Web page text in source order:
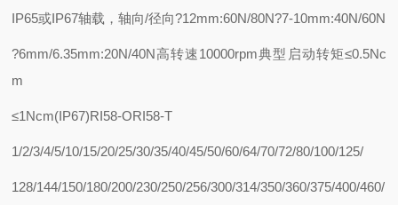
IP65或IP67轴载，轴向/径向?12mm:60N/80N?7-10mm:40N/60N
?6mm/6.35mm:20N/40N高转速10000rpm典型启动转矩≤0.5Nc
m
≤1Ncm(IP67)RI58-ORI58-T
1/2/3/4/5/10/15/20/25/30/35/40/45/50/60/64/70/72/80/100/125/
128/144/150/180/200/230/250/256/300/314/350/360/375/400/460/